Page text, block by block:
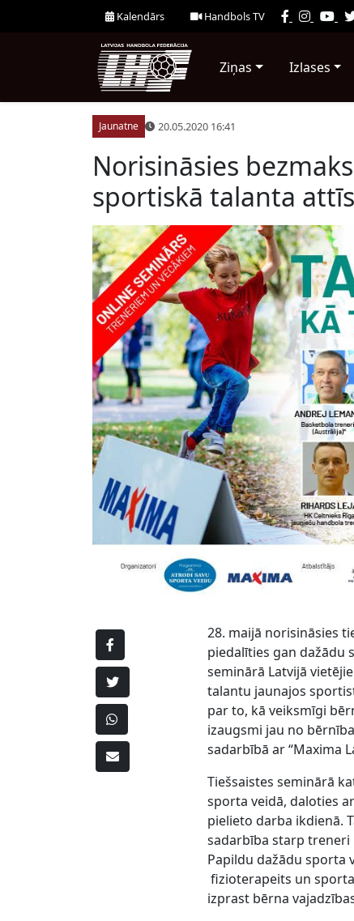
Kalendārs Handbols TV
Ziņas Izlases
Jaunatne 20.05.2020 16:41
Norisināsies
sportiskā talanta
28. maijā norisināsies
piedalīties gan dažādu
seminārā Latvijā
talantu jaunajos
par to, kā veiksmīgi
izaugsmi jau no
sadarbībā ar “Maxima
Tiešsaistes seminārā
sporta veidā, daloties
pielieto darba ikdienā.
sadarbība starp treneri
Papildu dažādu sporta
fizioterapeits un
izprast bērna